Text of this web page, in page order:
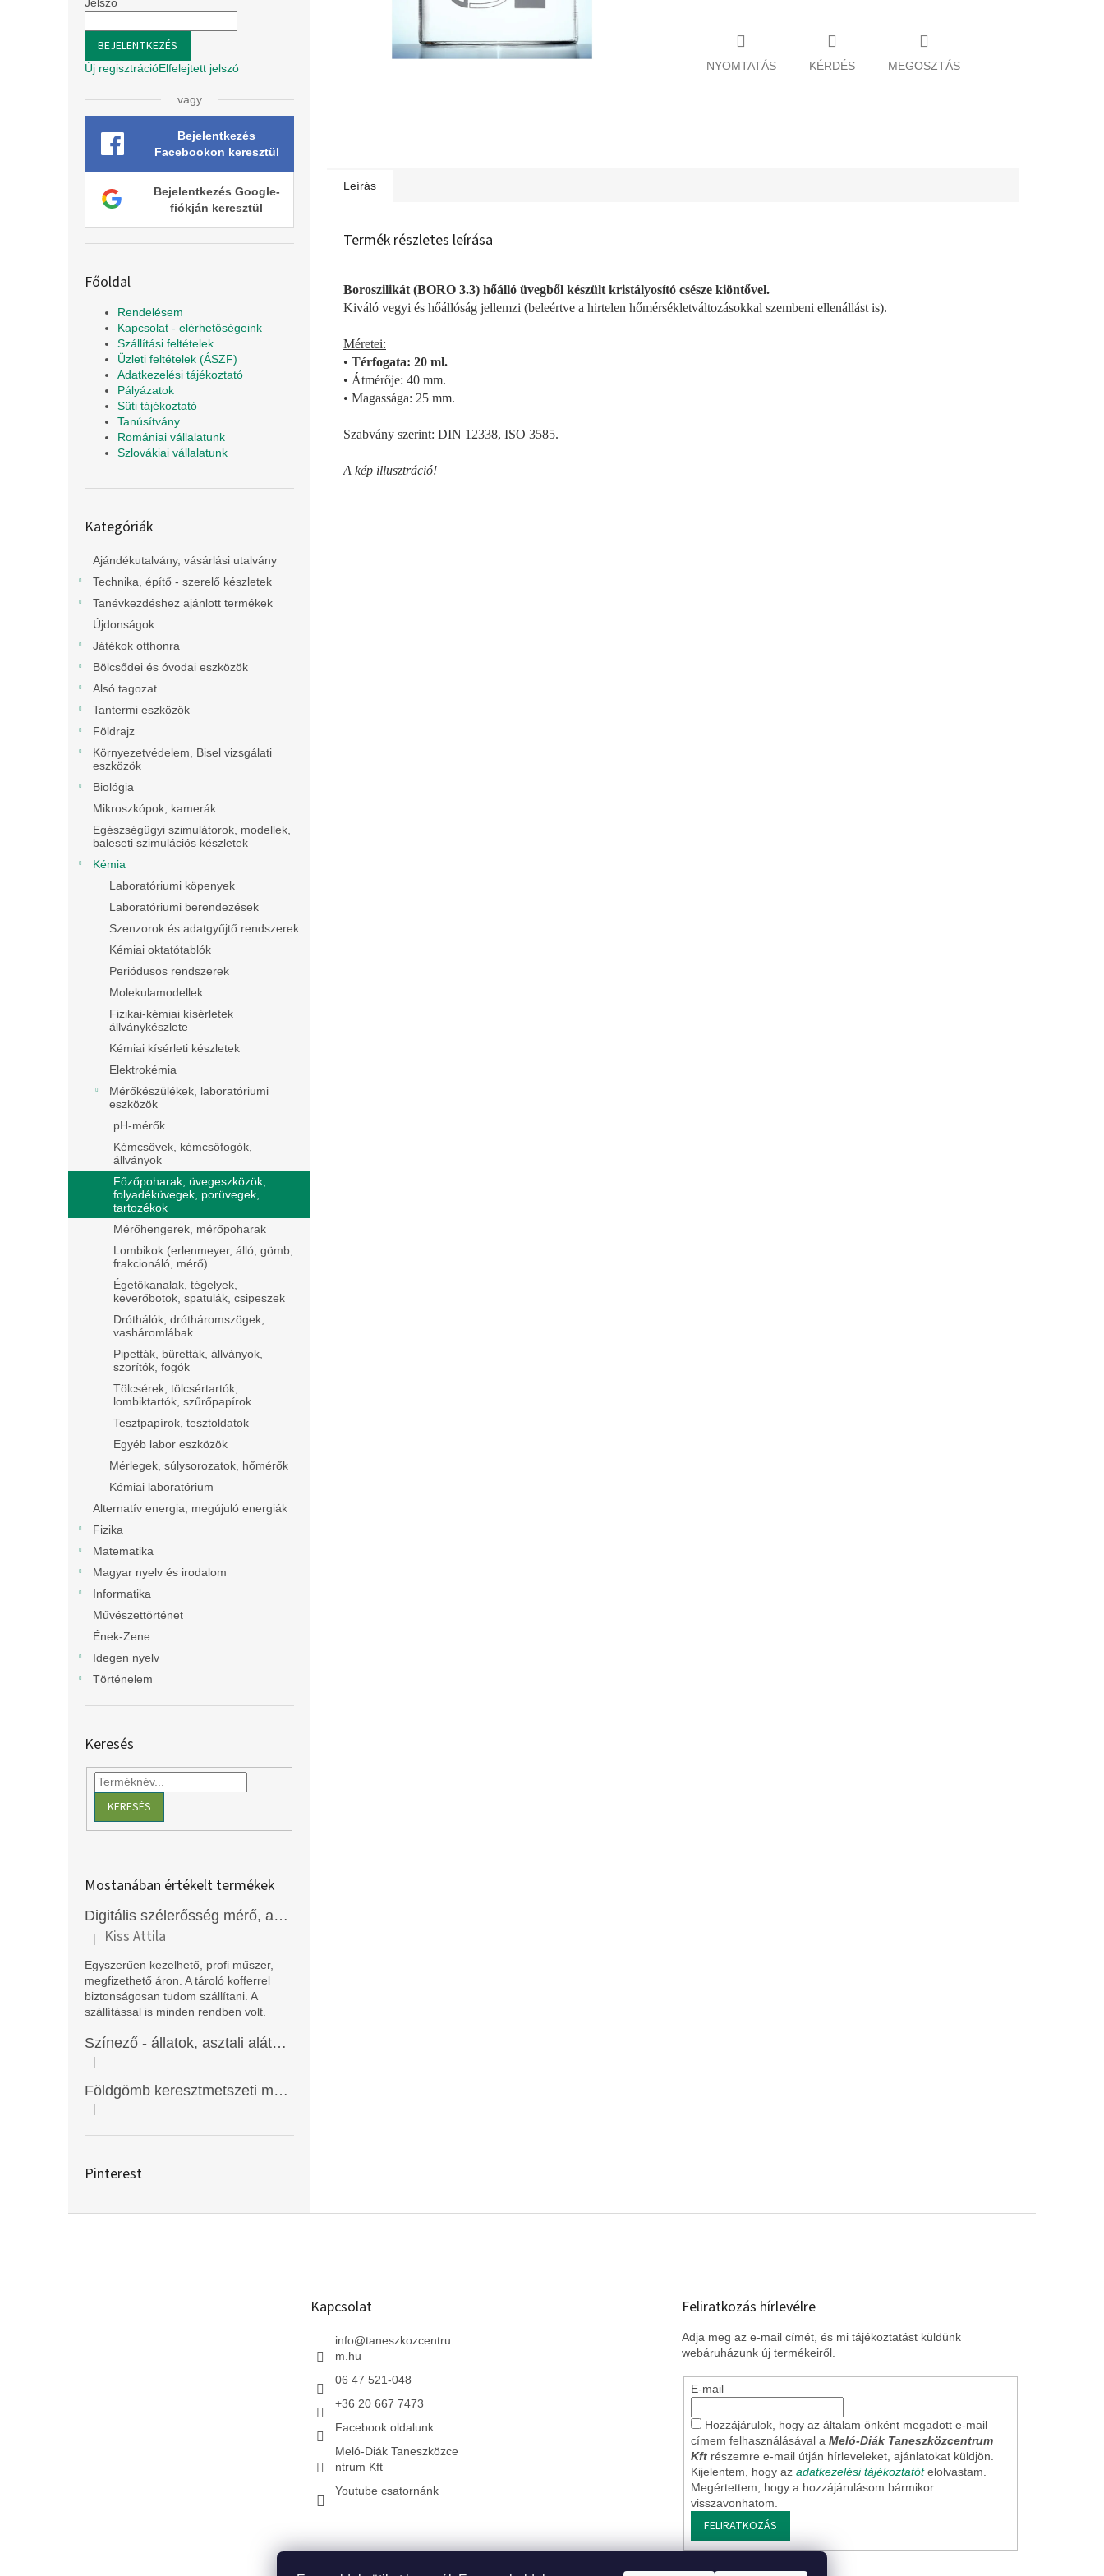
BEJELENTKEZÉS
Új regisztrációElfelejtett jelszó
vagy
Bejelentkezés
Facebookon keresztül
Bejelentkezés Google-
fiókján keresztül
Főoldal
Rendelésem
Kapcsolat - elérhetőségeink
Szállítási feltételek
Üzleti feltételek (ÁSZF)
Adatkezelési tájékoztató
Pályázatok
Süti tájékoztató
Tanúsítvány
Romániai vállalatunk
Szlovákiai vállalatunk
átugrása
Kategóriák
Ajándékutalvány, vásárlási utalvány
Technika, építő - szerelő készletek
Tanévkezdéshez ajánlott termékek
Újdonságok
Játékok otthonra
Bölcsődei és óvodai eszközök
Alsó tagozat
Tantermi eszközök
Földrajz
Környezetvédelem, Bisel vizsgálati
eszközök
Biológia
Mikroszkópok, kamerák
Egészségügyi szimulátorok, modellek,
baleseti szimulációs készletek
Kémia
Laboratóriumi köpenyek
Laboratóriumi berendezések
Szenzorok és adatgyűjtő rendszerek
Kémiai oktatótablók
Periódusos rendszerek
Molekulamodellek
Fizikai-kémiai kísérletek
állványkészlete
Kémiai kísérleti készletek
Elektrokémia
Mérőkészülékek, laboratóriumi
eszközök
pH-mérők
Kémcsövek, kémcsőfogók,
állványok
Főzőpoharak, üvegeszközök,
folyadéküvegek, porüvegek,
tartozékok
Mérőhengerek, mérőpoharak
Lombikok (erlenmeyer, álló, gömb,
frakcionáló, mérő)
Égetőkanalak, tégelyek,
keverőbotok, spatulák, csipeszek
Dróthálók, drótháromszögek,
vasháromlábak
Pipetták, büretták, állványok,
szorítók, fogók
Tölcsérek, tölcsértartók,
lombiktartók, szűrőpapírok
Tesztpapírok, tesztoldatok
Egyéb labor eszközök
Mérlegek, súlysorozatok, hőmérők
Kémiai laboratórium
Alternatív energia, megújuló energiák
Fizika
Matematika
Magyar nyelv és irodalom
Informatika
Művészettörténet
Ének-Zene
Idegen nyelv
Történelem
Keresés
KERESÉS
Mostanában értékelt termékek
Digitális szélerősség mérő, anemométer, EM2250
A termék értékelése 5-ből 5 csillag.
| Kiss Attila
Egyszerűen kezelhető, profi műszer,
megfizethető áron. A tároló kofferrel
biztonságosan tudom szállítani. A
szállítással is minden rendben volt.
Színező - állatok, asztali alátét, Funny Mat
A termék értékelése 5-ből 5 csillag.
|
Földgömb keresztmetszeti modell
A termék értékelése 5-ből 5 csillag.
|
Pinterest
NYOMTATÁS KÉRDÉS MEGOSZTÁS
Leírás
Termék részletes leírása
Boroszilikát (BORO 3.3) hőálló üvegből készült kristályosító csésze kiöntővel.
Kiváló vegyi és hőállóság jellemzi (beleértve a hirtelen hőmérsékletváltozásokkal szembeni ellenállást is).
Méretei:
• Térfogata: 20 ml.
• Átmérője: 40 mm.
• Magassága: 25 mm.
Szabvány szerint: DIN 12338, ISO 3585.
A kép illusztráció!
Kapcsolat
info@taneszkozcentru
m.hu
06 47 521-048
+36 20 667 7473
Facebook oldalunk
Meló-Diák Taneszközce
ntrum Kft
Youtube csatornánk
Feliratkozás hírlevélre
Adja meg az e-mail címét, és mi tájékoztatást küldünk
webáruházunk új termékeiről.
E-mail
Hozzájárulok, hogy az általam önként megadott e-mail
címem felhasználásával aMeló-Diák Taneszközcentrum
Kft részemre e-mail útján hírleveleket, ajánlatokat küldjön.
Kijelentem, hogy azadatkezelési tájékoztatót elolvastam.
Megértettem, hogy a hozzájárulásom bármikor
visszavonhatom.
FELIRATKOZÁS